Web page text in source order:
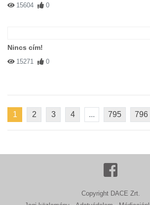
15604 0
Nincs cím!
15271 0
1 2 3 4 ... 795 796
Copyright DACE Zrt.